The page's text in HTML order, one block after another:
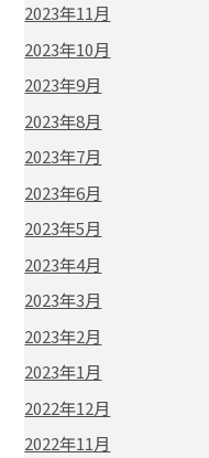
2023年11月
2023年10月
2023年9月
2023年8月
2023年7月
2023年6月
2023年5月
2023年4月
2023年3月
2023年2月
2023年1月
2022年12月
2022年11月